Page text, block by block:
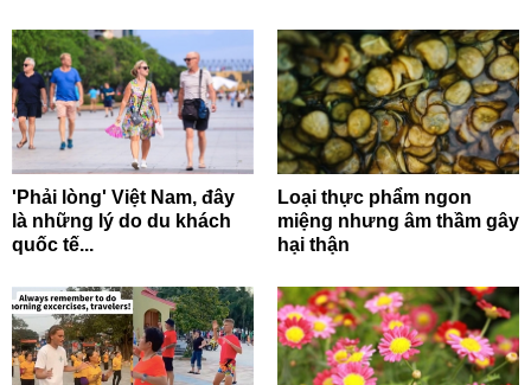
'Phải lòng' Việt Nam, đây
là những lý do du khách
quốc tế...
Loại thực phẩm ngon
miệng nhưng âm thầm gây
hại thận